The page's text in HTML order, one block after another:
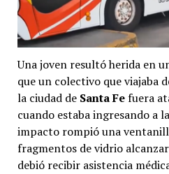
Una joven resultó herida en
que un colectivo que viajaba
la ciudad de Santa Fefuera
cuando estaba ingresando a
impacto rompió una
fragmentos de vidrio
debió recibir asistencia